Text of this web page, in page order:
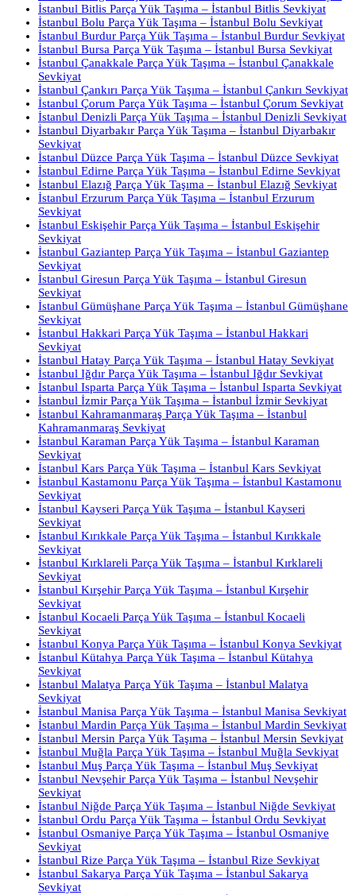
İstanbul Bitlis Parça Yük Taşıma – İstanbul Bitlis Sevkiyat
İstanbul Bolu Parça Yük Taşıma – İstanbul Bolu Sevkiyat
İstanbul Burdur Parça Yük Taşıma – İstanbul Burdur Sevkiyat
İstanbul Bursa Parça Yük Taşıma – İstanbul Bursa Sevkiyat
İstanbul Çanakkale Parça Yük Taşıma – İstanbul Çanakkale
Sevkiyat
İstanbul Çankırı Parça Yük Taşıma – İstanbul Çankırı Sevkiyat
İstanbul Çorum Parça Yük Taşıma – İstanbul Çorum Sevkiyat
İstanbul Denizli Parça Yük Taşıma – İstanbul Denizli Sevkiyat
İstanbul Diyarbakır Parça Yük Taşıma – İstanbul Diyarbakır
Sevkiyat
İstanbul Düzce Parça Yük Taşıma – İstanbul Düzce Sevkiyat
İstanbul Edirne Parça Yük Taşıma – İstanbul Edirne Sevkiyat
İstanbul Elazığ Parça Yük Taşıma – İstanbul Elazığ Sevkiyat
İstanbul Erzurum Parça Yük Taşıma – İstanbul Erzurum
Sevkiyat
İstanbul Eskişehir Parça Yük Taşıma – İstanbul Eskişehir
Sevkiyat
İstanbul Gaziantep Parça Yük Taşıma – İstanbul Gaziantep
Sevkiyat
İstanbul Giresun Parça Yük Taşıma – İstanbul Giresun
Sevkiyat
İstanbul Gümüşhane Parça Yük Taşıma – İstanbul Gümüşhane
Sevkiyat
İstanbul Hakkari Parça Yük Taşıma – İstanbul Hakkari
Sevkiyat
İstanbul Hatay Parça Yük Taşıma – İstanbul Hatay Sevkiyat
İstanbul Iğdır Parça Yük Taşıma – İstanbul Iğdır Sevkiyat
İstanbul Isparta Parça Yük Taşıma – İstanbul Isparta Sevkiyat
İstanbul İzmir Parça Yük Taşıma – İstanbul İzmir Sevkiyat
İstanbul Kahramanmaraş Parça Yük Taşıma – İstanbul
Kahramanmaraş Sevkiyat
İstanbul Karaman Parça Yük Taşıma – İstanbul Karaman
Sevkiyat
İstanbul Kars Parça Yük Taşıma – İstanbul Kars Sevkiyat
İstanbul Kastamonu Parça Yük Taşıma – İstanbul Kastamonu
Sevkiyat
İstanbul Kayseri Parça Yük Taşıma – İstanbul Kayseri
Sevkiyat
İstanbul Kırıkkale Parça Yük Taşıma – İstanbul Kırıkkale
Sevkiyat
İstanbul Kırklareli Parça Yük Taşıma – İstanbul Kırklareli
Sevkiyat
İstanbul Kırşehir Parça Yük Taşıma – İstanbul Kırşehir
Sevkiyat
İstanbul Kocaeli Parça Yük Taşıma – İstanbul Kocaeli
Sevkiyat
İstanbul Konya Parça Yük Taşıma – İstanbul Konya Sevkiyat
İstanbul Kütahya Parça Yük Taşıma – İstanbul Kütahya
Sevkiyat
İstanbul Malatya Parça Yük Taşıma – İstanbul Malatya
Sevkiyat
İstanbul Manisa Parça Yük Taşıma – İstanbul Manisa Sevkiyat
İstanbul Mardin Parça Yük Taşıma – İstanbul Mardin Sevkiyat
İstanbul Mersin Parça Yük Taşıma – İstanbul Mersin Sevkiyat
İstanbul Muğla Parça Yük Taşıma – İstanbul Muğla Sevkiyat
İstanbul Muş Parça Yük Taşıma – İstanbul Muş Sevkiyat
İstanbul Nevşehir Parça Yük Taşıma – İstanbul Nevşehir
Sevkiyat
İstanbul Niğde Parça Yük Taşıma – İstanbul Niğde Sevkiyat
İstanbul Ordu Parça Yük Taşıma – İstanbul Ordu Sevkiyat
İstanbul Osmaniye Parça Yük Taşıma – İstanbul Osmaniye
Sevkiyat
İstanbul Rize Parça Yük Taşıma – İstanbul Rize Sevkiyat
İstanbul Sakarya Parça Yük Taşıma – İstanbul Sakarya
Sevkiyat